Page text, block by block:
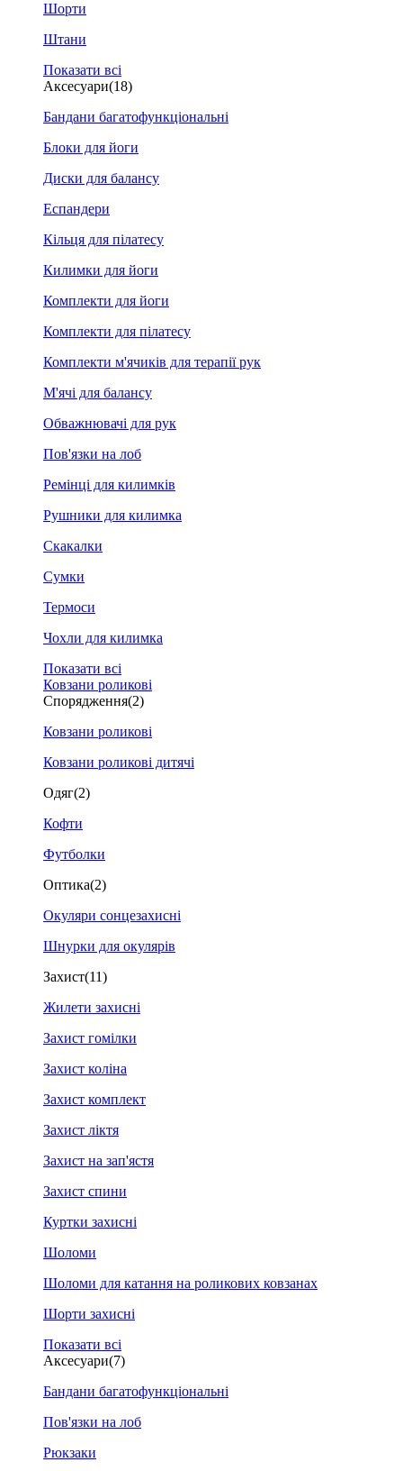
Шорти
Штани
Показати всі
Аксесуари(18)
Бандани багатофункціональні
Блоки для йоги
Диски для балансу
Еспандери
Кільця для пілатесу
Килимки для йоги
Комплекти для йоги
Комплекти для пілатесу
Комплекти м'ячиків для терапії рук
М'ячі для балансу
Обважнювачі для рук
Пов'язки на лоб
Ремінці для килимків
Рушники для килимка
Скакалки
Сумки
Термоси
Чохли для килимка
Показати всі
Ковзани роликові
Спорядження(2)
Ковзани роликові
Ковзани роликові дитячі
Одяг(2)
Кофти
Футболки
Оптика(2)
Окуляри сонцезахисні
Шнурки для окулярів
Захист(11)
Жилети захисні
Захист гомілки
Захист коліна
Захист комплект
Захист ліктя
Захист на зап'ястя
Захист спини
Куртки захисні
Шоломи
Шоломи для катання на роликових ковзанах
Шорти захисні
Показати всі
Аксесуари(7)
Бандани багатофункціональні
Пов'язки на лоб
Рюкзаки